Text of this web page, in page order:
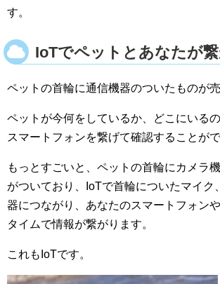
す。
IoTでペットとあなたが繋
ペットの首輪に通信機器のついたものが売
ペットが今何をしているか、どこにいる
スマートフォンを繋げて確認することがで
もっとすごいと、ペットの首輪にカメラ
がついており、IoTで首輪についたマイク
器につながり、あなたのスマートフォン
タイムで情報が繋がります。
これもIoTです。